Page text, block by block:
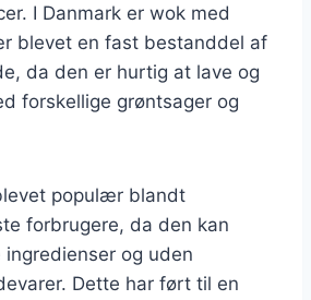
I Danmark er wok med
blevet en fast bestanddel af
da den er hurtig at lave og
forskellige grøntsager og
populær blandt
forbrugere, da den kan
og uden
Dette har ført til en